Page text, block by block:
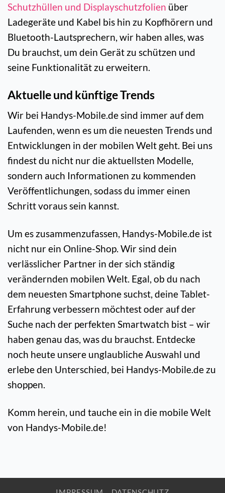
Schutzhüllen und Displayschutzfolien über
Ladegeräte und Kabel bis hin zu Kopfhörern und
Bluetooth-Lautsprechern, wir haben alles, was
Du brauchst, um dein Gerät zu schützen und
seine Funktionalität zu erweitern.
Aktuelle und künftige Trends
Wir bei Handys-Mobile.de sind immer auf dem
Laufenden, wenn es um die neuesten Trends und
Entwicklungen in der mobilen Welt geht. Bei uns
findest du nicht nur die aktuellsten Modelle,
sondern auch Informationen zu kommenden
Veröffentlichungen, sodass du immer einen
Schritt voraus sein kannst.
Um es zusammenzufassen, Handys-Mobile.de ist
nicht nur ein Online-Shop. Wir sind dein
verlässlicher Partner in der sich ständig
verändernden mobilen Welt. Egal, ob du nach
dem neuesten Smartphone suchst, deine Tablet-
Erfahrung verbessern möchtest oder auf der
Suche nach der perfekten Smartwatch bist – wir
haben genau das, was du brauchst. Entdecke
noch heute unsere unglaubliche Auswahl und
erlebe den Unterschied, bei Handys-Mobile.de zu
shoppen.
Komm herein, und tauche ein in die mobile Welt
von Handys-Mobile.de!